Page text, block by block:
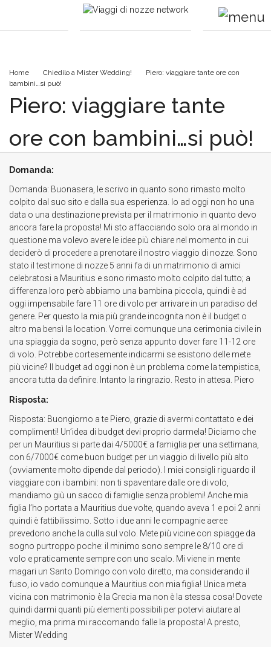
Home Chiedilo a Mister Wedding!
Piero: viaggiare tante ore con
bambini…si può!
Piero: viaggiare tante
ore con bambini…si può!
Domanda:
Domanda: Buonasera, le scrivo in quanto sono rimasto molto
colpito dal suo sito e dalla sua esperienza. Io ad oggi non ho una
data o una destinazione prevista per il matrimonio in quanto devo
ancora fare la proposta! Mi sto affacciando solo ora al mondo in
questione ma volevo avere le idee più chiare nel momento in cui
deciderò di procedere a prenotare il nostro viaggio di nozze. Sono
stato il testimone di nozze 5 anni fa di un matrimonio di amici
celebratosi a Mauritius e sono rimasto molto colpito dal tutto; a
differenza loro però abbiamo una bambina piccola, quindi è ad
oggi impensabile fare 11 ore di volo per arrivare in un paradiso del
genere. Per questo la mia più grande incognita non è il budget o
altro ma bensì la location. Vorrei comunque una cerimonia civile in
una spiaggia da sogno, però senza appunto dover fare 11-12 ore
di volo. Potrebbe cortesemente indicarmi se esistono delle mete
più vicine? Il budget ad oggi non è un problema come la tempistica,
ancora tutta da definire. Intanto la ringrazio. Resto in attesa. Piero
Risposta:
Risposta: Buongiorno a te Piero, grazie di avermi contattato e dei
complimenti! Un’idea di budget devi proprio darmela! Diciamo che
per un Mauritius si parte dai 4/5000€ a famiglia per una settimana,
con 6/7000€ come buon budget per un viaggio di livello più alto
(ovviamente molto dipende dal periodo). I miei consigli riguardo il
viaggiare con i bambini: non ti spaventare dalle ore di volo,
mandiamo giù un sacco di famiglie senza problemi! Anche mia
figlia l’ho portata a Mauritius due volte, quando aveva 1 e poi 2 anni
quindi è fattibilissimo. Sotto i due anni le compagnie aeree
prevedono anche la culla sul volo. Mete più vicine con spiagge da
sogno purtroppo poche: il minimo sono sempre le 8/10 ore di
volo e praticamente sempre con uno scalo. Mi viene in mente
magari un Santo Domingo con volo diretto, ma considerando il
fuso, io vado comunque a Mauritius con mia figlia! Unica meta
vicina con matrimonio è la Grecia ma non è la stessa cosa! Dovete
quindi darmi quanti più elementi possibili per potervi aiutare al
meglio, ma prima mi raccomando falle la proposta! A presto,
Mister Wedding